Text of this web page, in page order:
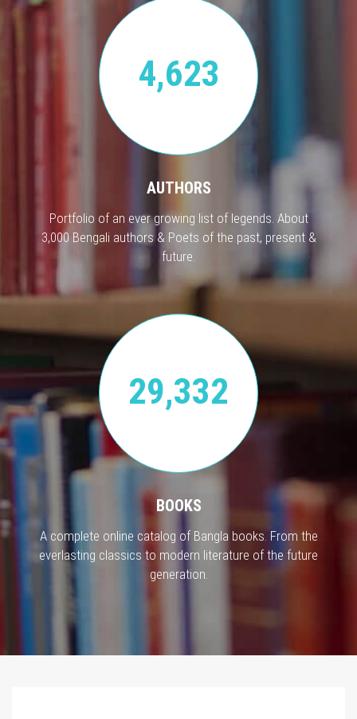
4,623
AUTHORS
Portfolio of an ever growing list of legends. About
3,000 Bengali authors & Poets of the past, present &
future.
29,332
BOOKS
A complete online catalog of Bangla books. From the
everlasting classics to modern literature of the future
generation.